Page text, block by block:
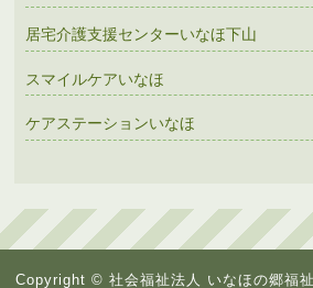
居宅介護支援センターいなほ下山
スマイルケアいなほ
ケアステーションいなほ
Copyright © 社会福祉法人 いなほの郷福